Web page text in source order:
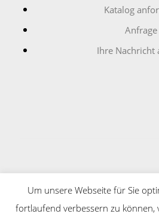
Katalog
Anfrage
Ihre Nachricht
2026
Um unsere Webseite für Sie
fortlaufend verbessern zu können,